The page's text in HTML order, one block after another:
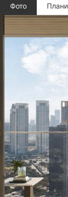
Фото